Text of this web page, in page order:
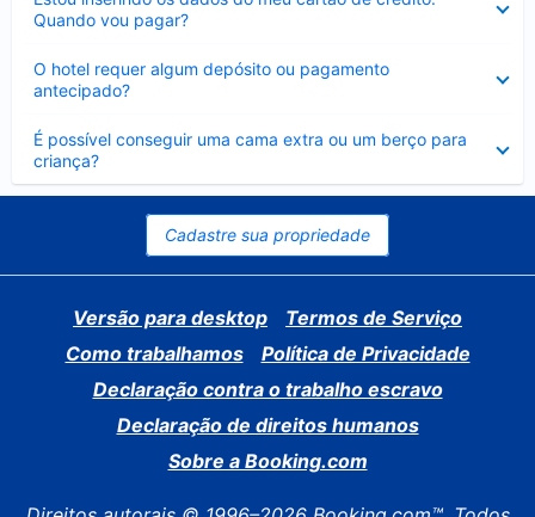
Quando vou pagar?
O hotel requer algum depósito ou pagamento
antecipado?
É possível conseguir uma cama extra ou um berço para
criança?
Contraído
Cadastre sua propriedade
Versão para desktop
Termos de Serviço
Como trabalhamos
Política de Privacidade
Declaração contra o trabalho escravo
Declaração de direitos humanos
Sobre a Booking.com